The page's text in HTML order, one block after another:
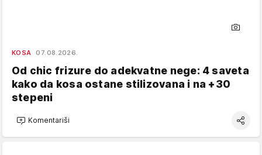
KOSA 07.08.2026.
Od chic frizure do adekvatne nege: 4 saveta
kako da kosa ostane stilizovana i na +30
stepeni
Komentariši